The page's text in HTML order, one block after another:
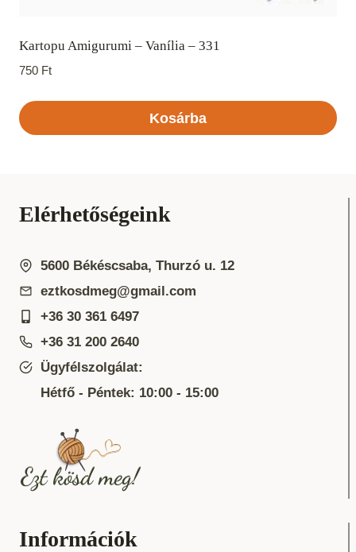
Kartopu Amigurumi – Vanília – 331
750 Ft
Kosárba
Elérhetőségeink
5600 Békéscsaba, Thurzó u. 12
eztkosdmeg@gmail.com
+36 30 361 6497
+36 31 200 2640
Ügyfélszolgálat:
Hétfő - Péntek: 10:00 - 15:00
Információk